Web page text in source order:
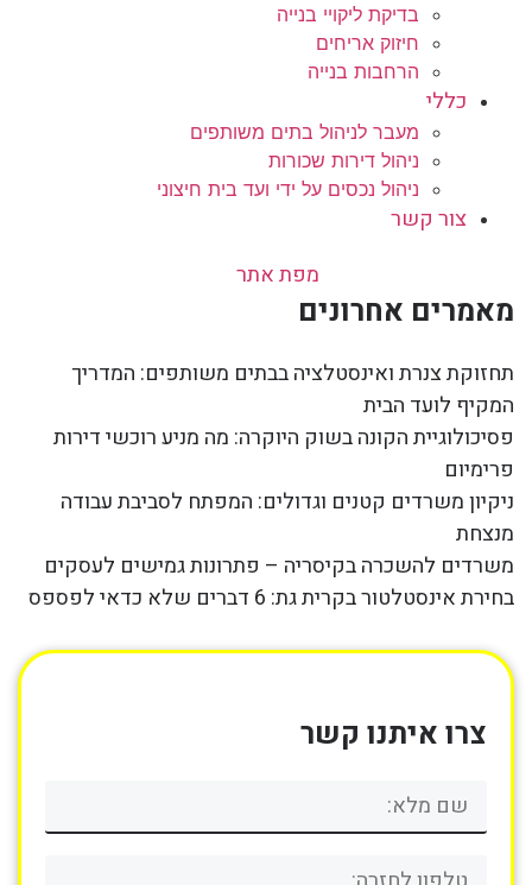
בדיקת ליקויי בנייה
חיזוק אריחים
הרחבות בנייה
כללי
מעבר לניהול בתים משותפים
ניהול דירות שכורות
ניהול נכסים על ידי ועד בית חיצוני
צור קשר
מפת אתר
מאמרים אחרונים
תחזוקת צנרת ואינסטלציה בבתים משותפים: המדריך
המקיף לועד הבית
פסיכולוגיית הקונה בשוק היוקרה: מה מניע רוכשי דירות
פרימיום
ניקיון משרדים קטנים וגדולים: המפתח לסביבת עבודה
מנצחת
משרדים להשכרה בקיסריה – פתרונות גמישים לעסקים
בחירת אינסטלטור בקרית גת: 6 דברים שלא כדאי לפספס
צרו איתנו קשר